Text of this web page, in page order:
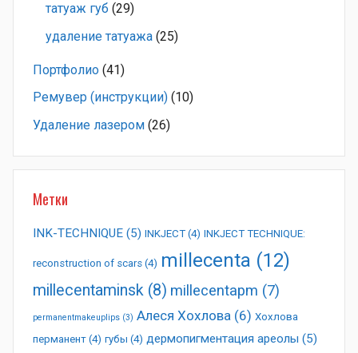
татуаж губ (29)
удаление татуажа (25)
Портфолио (41)
Ремувер (инструкции) (10)
Удаление лазером (26)
Метки
INK-TECHNIQUE (5) INKJECT (4) INKJECT TECHNIQUE:
reconstruction of scars (4) millecenta (12)
millecentaminsk (8) millecentapm (7)
permanentmakeuplips (3) Алеся Хохлова (6) Хохлова
перманент (4) губы (4) дермопигментация ареолы (5)